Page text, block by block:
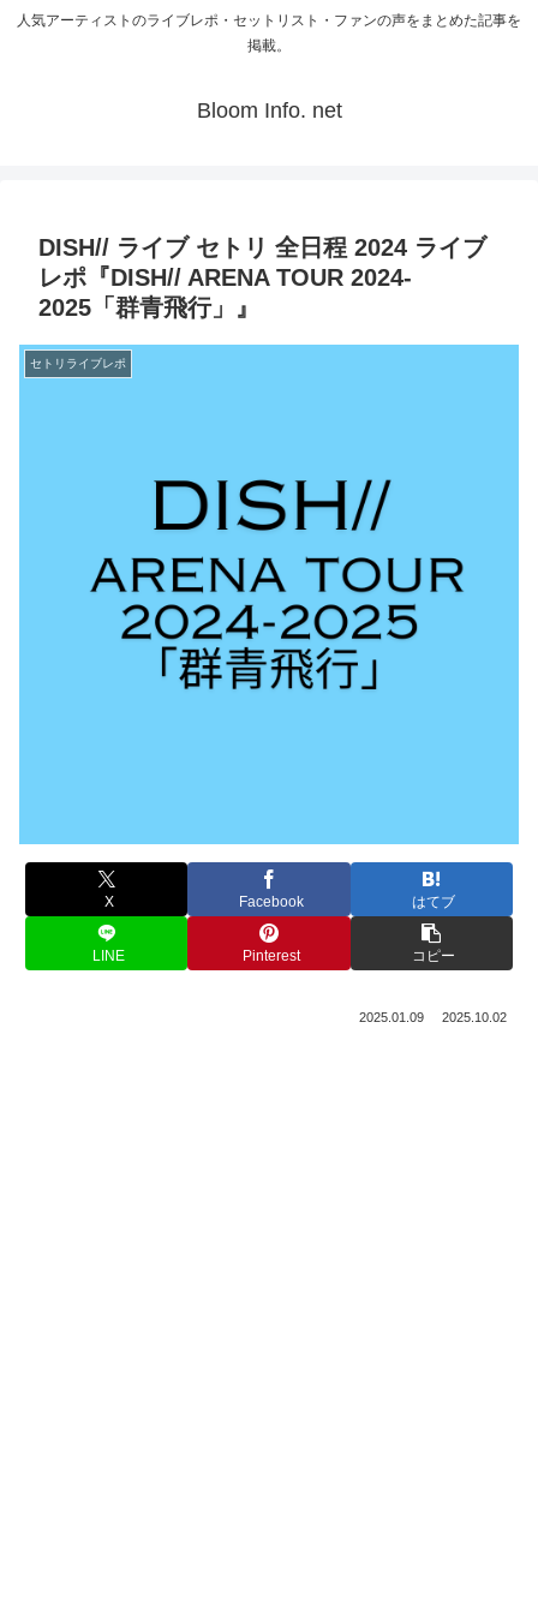
人気アーティストのライブレポ・セットリスト・ファンの声をまとめた記事を
掲載。
Bloom Info. net
DISH// ライブ セトリ 全日程 2024 ライブ
レポ『DISH// ARENA TOUR 2024-
2025「群青飛行」』
セトリライブレポ
X Facebook はてブ
LINE Pinterest コピー
2025.01.09 2025.10.02